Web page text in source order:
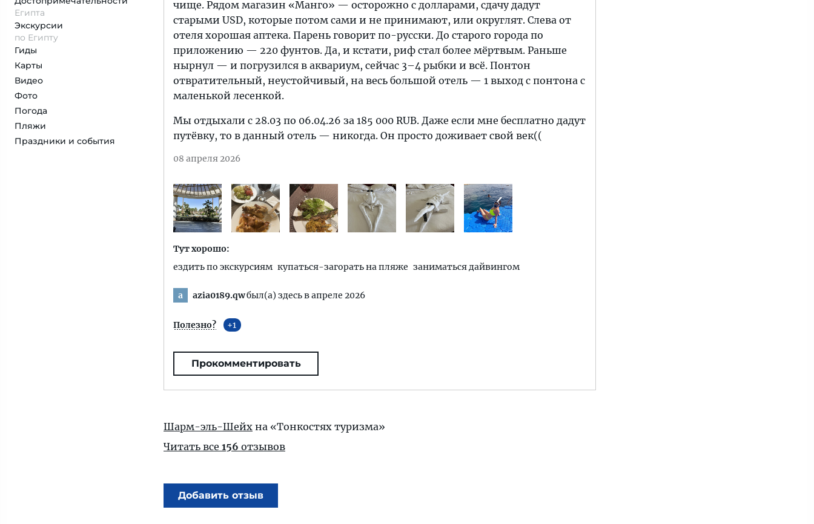
Египта
Экскурсии
по Египту
Гиды
Карты
Видео
Фото
Погода
Пляжи
Праздники и события
чище. Рядом магазин «Манго» — осторожно с долларами, сдачу дадут
старыми USD, которые потом сами и не принимают, или округлят. Слева от
отеля хорошая аптека. Парень говорит по-русски. До старого города по
приложению — 220 фунтов. Да, и кстати, риф стал более мёртвым. Раньше
нырнул — и погрузился в аквариум, сейчас 3–4 рыбки и всё. Понтон
отвратительный, неустойчивый, на весь большой отель — 1 выход с понтона с
маленькой лесенкой.
Мы отдыхали с 28.03 по 06.04.26 за 185 000 RUB. Даже если мне бесплатно дадут
путёвку, то в данный отель — никогда. Он просто доживает свой век((
08 апреля 2026
Тут хорошо:
ездить по экскурсиям купаться-загорать на пляже заниматься дайвингом
a azia0189.qwбыл(а) здесь в апреле 2026
Полезно? 1
Прокомментировать
Шарм-эль-Шейх на «Тонкостях туризма»
Читать все 156 отзывов
Добавить отзыв